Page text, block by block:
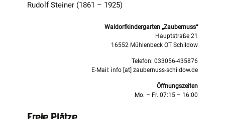
Rudolf Steiner (1861 – 1925)
Waldorfkindergarten „Zaubernuss“
Hauptstraße 21
16552 Mühlenbeck OT Schildow
Telefon: 033056-435876
E-Mail: info [at] zaubernuss-schildow.de
Öffnungszeiten
Mo. – Fr. 07:15 – 16:00
Freie Plätze